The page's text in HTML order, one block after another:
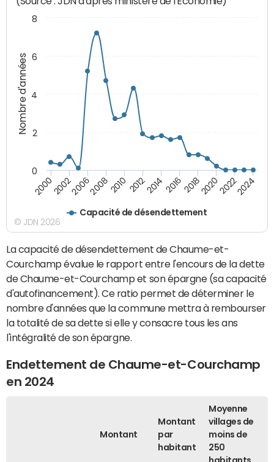
Nombre d'années
Capacité de désendettement
20002002200620082010 2012201420162018202020222024
0
2
4
6
8
© JDN 2026
La capacité de désendettement de Chaume-et-
Courchamp évalue le rapport entre l'encours de la dette
de Chaume-et-Courchamp et son épargne (sa capacité
d'autofinancement). Ce ratio permet de déterminer le
nombre d'années que la commune mettra à rembourser
la totalité de sa dette si elle y consacre tous les ans
l'intégralité de son épargne.
Endettement de Chaume-et-Courchamp
en 2024
Montant
Montant
par
habitant
Moyenne
villages de
moins de
250
habitants